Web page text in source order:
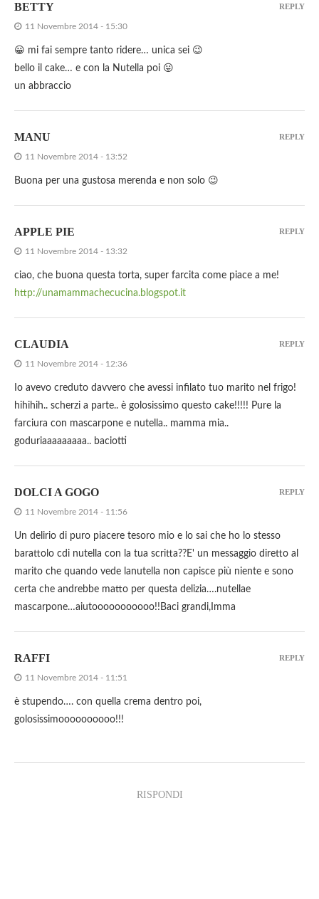
BETTY
11 Novembre 2014 - 15:30
😀 mi fai sempre tanto ridere… unica sei 😉
bello il cake… e con la Nutella poi 😛
un abbraccio
REPLY
MANU
11 Novembre 2014 - 13:52
Buona per una gustosa merenda e non solo 😉
REPLY
APPLE PIE
11 Novembre 2014 - 13:32
ciao, che buona questa torta, super farcita come piace a me!
http://unamammachecucina.blogspot.it
REPLY
CLAUDIA
11 Novembre 2014 - 12:36
Io avevo creduto davvero che avessi infilato tuo marito nel frigo!
hihihih.. scherzi a parte.. è golosissimo questo cake!!!!! Pure la
farciura con mascarpone e nutella.. mamma mia..
goduriaaaaaaaaa.. baciotti
REPLY
DOLCI A GOGO
11 Novembre 2014 - 11:56
Un delirio di puro piacere tesoro mio e lo sai che ho lo stesso
barattolo cdi nutella con la tua scritta??E' un messaggio diretto al
marito che quando vede lanutella non capisce più niente e sono
certa che andrebbe matto per questa delizia….nutellae
mascarpone…aiutooooooooooo!!Baci grandi,Imma
REPLY
RAFFI
11 Novembre 2014 - 11:51
è stupendo…. con quella crema dentro poi,
golosissimoooooooooo!!!
REPLY
RISPONDI